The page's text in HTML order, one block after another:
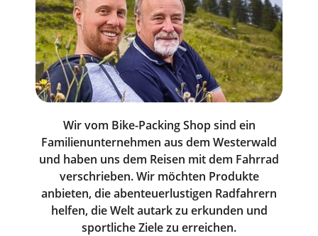
Wir vom Bike-Packing Shop sind ein
Familienunternehmen aus dem Westerwald
und haben uns dem Reisen mit dem Fahrrad
verschrieben. Wir möchten Produkte
anbieten, die abenteuerlustigen Radfahrern
helfen, die Welt autark zu erkunden und
sportliche Ziele zu erreichen.